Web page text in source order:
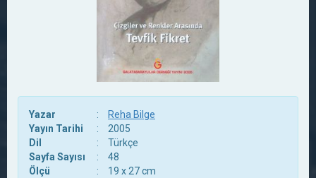
Yazar :
Reha Bilge
Yayın Tarihi
:
2005
Dil
:
Türkçe
Sayfa Sayısı
:
48
Ölçü
:
19 x 27 cm